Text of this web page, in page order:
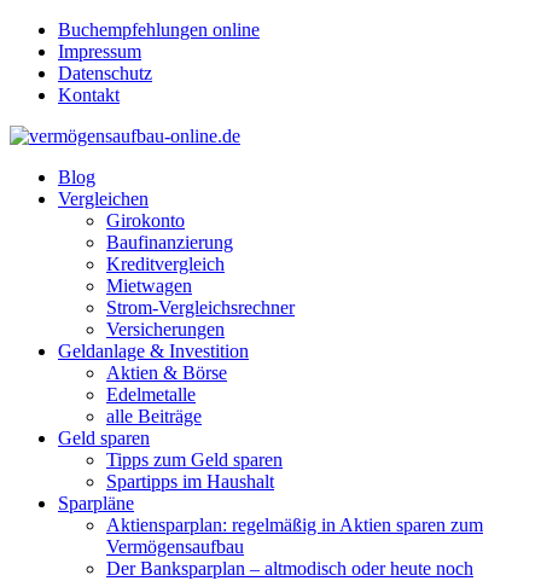
Buchempfehlungen online
Impressum
Datenschutz
Kontakt
Blog
Vergleichen
Girokonto
Baufinanzierung
Kreditvergleich
Mietwagen
Strom-Vergleichsrechner
Versicherungen
Geldanlage & Investition
Aktien & Börse
Edelmetalle
alle Beiträge
Geld sparen
Tipps zum Geld sparen
Spartipps im Haushalt
Sparpläne
Aktiensparplan: regelmäßig in Aktien sparen zum
Vermögensaufbau
Der Banksparplan – altmodisch oder heute noch